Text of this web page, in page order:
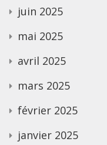
juin 2025
mai 2025
avril 2025
mars 2025
février 2025
janvier 2025